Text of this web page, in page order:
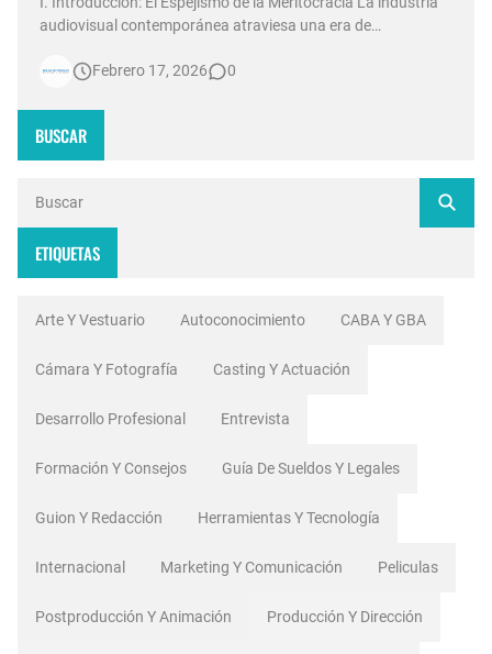
audiovisual contemporánea atraviesa una era de
noticias en Argentina invierten millones de dólares en
Febrero 17, 2026 0
BUSCAR
ETIQUETAS
Arte Y Vestuario Autoconocimiento CABA Y GBA
Cámara Y Fotografía Casting Y Actuación
Desarrollo Profesional Entrevista
Formación Y Consejos Guía De Sueldos Y Legales
Guion Y Redacción Herramientas Y Tecnología
Internacional Marketing Y Comunicación Peliculas
Postproducción Y Animación Producción Y Dirección